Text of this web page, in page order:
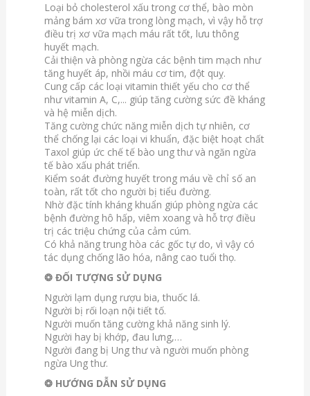
Loại bỏ cholesterol xấu trong cơ thể, bào mòn
mảng bám xơ vữa trong lòng mạch, vì vậy hỗ trợ
điều trị xơ vữa mạch máu rất tốt, lưu thông
huyết mạch.
Cải thiện và phòng ngừa các bệnh tim mạch như
tăng huyết áp, nhồi máu cơ tim, đột quỵ.
Cung cấp các loại vitamin thiết yếu cho cơ thể
như vitamin A, C,... giúp tăng cường sức đề kháng
và hệ miễn dịch.
Tăng cường chức năng miễn dịch tự nhiên, cơ
thể chống lại các loại vi khuẩn, đặc biệt hoạt chất
Taxol giúp ức chế tế bào ung thư và ngăn ngừa
tế bào xấu phát triển.
Kiểm soát đường huyết trong máu về chỉ số an
toàn, rất tốt cho người bị tiểu đường.
Nhờ đặc tính kháng khuẩn giúp phòng ngừa các
bệnh đường hô hấp, viêm xoang và hỗ trợ điều
trị các triệu chứng của cảm cúm.
Có khả năng trung hòa các gốc tự do, vì vậy có
tác dụng chống lão hóa, nâng cao tuổi thọ.
❂ ĐỐI TƯỢNG SỬ DỤNG
Người lạm dụng rượu bia, thuốc lá.
Người bị rối loạn nội tiết tố.
Người muốn tăng cường khả năng sinh lý.
Người hay bị khớp, đau lưng,…
Người đang bị Ung thư và người muốn phòng
ngừa Ung thư.
❂ HƯỚNG DẪN SỬ DỤNG